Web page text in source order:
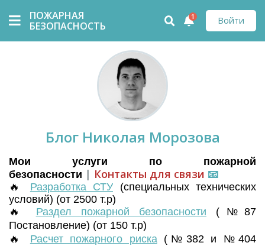
ПОЖАРНАЯ
БЕЗОПАСНОСТЬ
Войти
1
Блог Николая Морозова
Мои услуги по пожарной
безопасности | Контакты для связи 📧
🔥 Разработка СТУ (специальных технических
условий) (от 2500 т.р)
🔥 Раздел пожарной безопасности (№87
Постановление) (от 150 т.р)
🔥 Расчет пожарного риска(№382 и №404